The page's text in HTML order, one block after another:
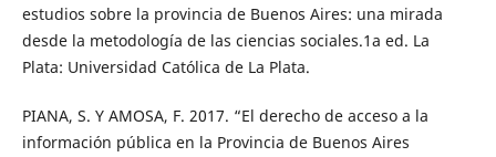
estudios sobre la provincia de Buenos Aires: una mirada
desde la metodología de las ciencias sociales.1a ed. La
Plata: Universidad Católica de La Plata.
PIANA, S. Y AMOSA, F. 2017. “El derecho de acceso a la
información pública en la Provincia de Buenos Aires